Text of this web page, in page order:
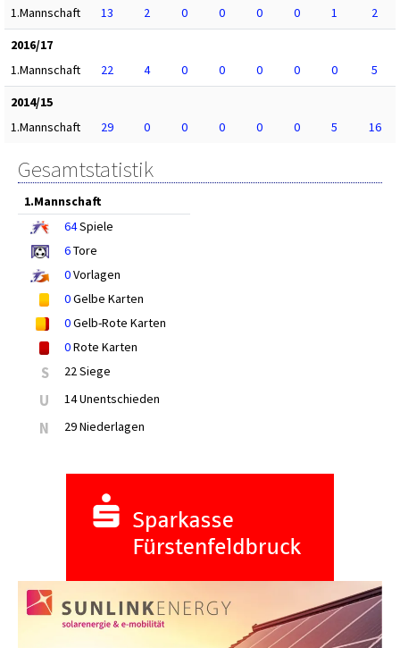
1.Mannschaft
13 2 0 0 0 0 1
2
2016/17
1.Mannschaft
22 4 0 0 0 0 0
5
2014/15
1.Mannschaft
29 0 0 0 0 0 5 16
Gesamtstatistik
1.Mannschaft
64Spiele
6Tore
0Vorlagen
0Gelbe Karten
0Gelb-Rote Karten
0Rote Karten
S 22 Siege
U 14 Unentschieden
N 29 Niederlagen